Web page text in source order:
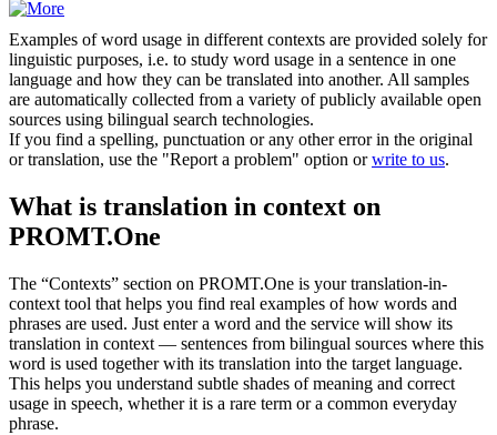
Examples of word usage in different contexts are provided solely for
linguistic purposes, i.e. to study word usage in a sentence in one
language and how they can be translated into another. All samples
are automatically collected from a variety of publicly available open
sources using bilingual search technologies.
If you find a spelling, punctuation or any other error in the original
or translation, use the "Report a problem" option orwrite to us.
What is translation in context on
PROMT.One
The “Contexts” section on PROMT.One is your translation-in-
context tool that helps you find real examples of how words and
phrases are used. Just enter a word and the service will show its
translation in context — sentences from bilingual sources where this
word is used together with its translation into the target language.
This helps you understand subtle shades of meaning and correct
usage in speech, whether it is a rare term or a common everyday
phrase.